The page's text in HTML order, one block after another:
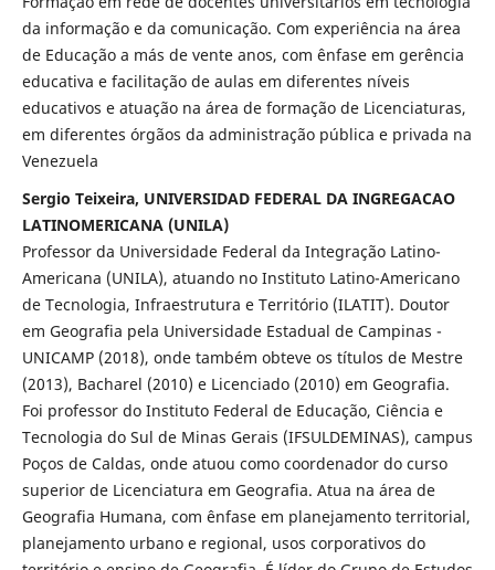
da informação e da comunicação. Com experiência na área
de Educação a más de vente anos, com ênfase em gerência
educativa e facilitação de aulas em diferentes níveis
educativos e atuação na área de formação de Licenciaturas,
em diferentes órgãos da administração pública e privada na
Venezuela
Sergio Teixeira, UNIVERSIDAD FEDERAL DA INGREGACAO
LATINOMERICANA (UNILA)
Professor da Universidade Federal da Integração Latino-
Americana (UNILA), atuando no Instituto Latino-Americano
de Tecnologia, Infraestrutura e Território (ILATIT). Doutor
em Geografia pela Universidade Estadual de Campinas -
UNICAMP (2018), onde também obteve os títulos de Mestre
(2013), Bacharel (2010) e Licenciado (2010) em Geografia.
Foi professor do Instituto Federal de Educação, Ciência e
Tecnologia do Sul de Minas Gerais (IFSULDEMINAS), campus
Poços de Caldas, onde atuou como coordenador do curso
superior de Licenciatura em Geografia. Atua na área de
Geografia Humana, com ênfase em planejamento territorial,
planejamento urbano e regional, usos corporativos do